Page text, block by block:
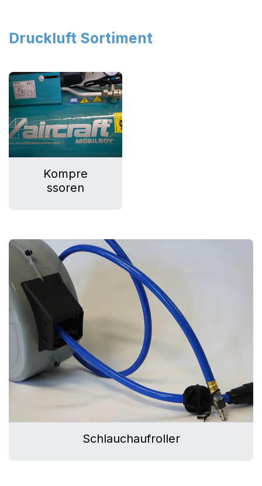
Druckluft Sortiment
Kompre​
ssoren
Schlauchaufroller